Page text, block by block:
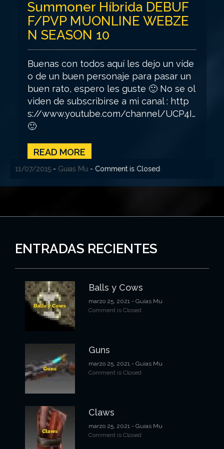
29/07/2015 -Guias Mu - Comment is Closed
27/07/2015 -Guias Mu - Comment is Closed
24/07/2015 -Guias Mu - Comment is Closed
21/07/2015 -Guias Mu - Comment is Closed
18/07/2015 -Guias Mu - Comment is Closed
11/07/2015 - Guias Mu - Comment is Closed
Summoner Híbrida DEBUF
F/PVP MUONLINE WEBZE
N SEASON 10
Buenas con todos aquí les dejo un víde
o de un buen personaje para pasar un
buen rato, espero les guste 🙂 No se ol
viden de subscribirse a mi canal : http
s://www.youtube.com/channel/UCP4I…
🙂
READ MORE
ENTRADAS RECIENTES
Balls y Cows
marzo 25, 2021 - Guias Mu
Comment is Closed
Guns
marzo 25, 2021 - Guias Mu
Comment is Closed
Claws
marzo 25, 2021 - Guias Mu
Comment is Closed